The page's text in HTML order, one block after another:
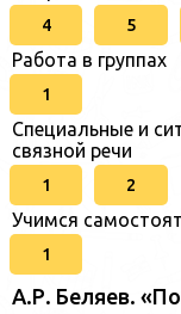
4 5
Работа в группах
1
Специальные и
связной речи
1 2
Учимся
1
А.Р. Беляев.